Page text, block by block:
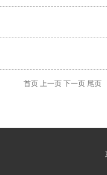
首页 上一页 下一页 尾页